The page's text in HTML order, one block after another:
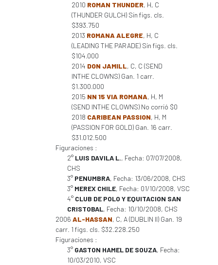
2010 ROMAN THUNDER, H, C
(THUNDER GULCH) Sin figs. cls.
$393.750
2013 ROMANA ALEGRE, H, C
(LEADING THE PARADE) Sin figs. cls.
$104.000
2014 DON JAMILL, C, C (SEND
INTHE CLOWNS) Gan. 1 carr.
$1.300.000
2015 NN 15 VIA ROMANA, H, M
(SEND INTHE CLOWNS) No corrió $0
2018 CARIBEAN PASSION, H, M
(PASSION FOR GOLD) Gan. 16 carr.
$31.012.500
Figuraciones :
2° LUIS DAVILA L., Fecha: 07/07/2008,
CHS
3° PENUMBRA, Fecha: 13/06/2008, CHS
3° MEREX CHILE, Fecha: 01/10/2008, VSC
4° CLUB DE POLO Y EQUITACION SAN
CRISTOBAL, Fecha: 10/10/2008, CHS
2006 AL-HASSAN, C, A (DUBLIN II) Gan. 19
carr. 1 figs. cls. $32.228.250
Figuraciones :
3° GASTON HAMEL DE SOUZA, Fecha:
10/03/2010, VSC